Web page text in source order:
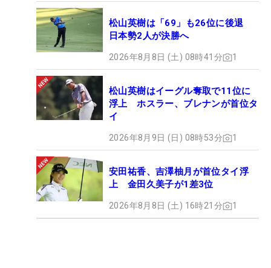
松山英樹は「69」も26位に後退
日本勢2人が決勝へ
2026年8月8日 (土) 08時41分 1
松山英樹はイーグル奪取で11位に
浮上 ホスラー、ブレナンが首位タ
イ
2026年8月9日 (日) 08時53分 1
安田祐香、吉澤柚月が首位タイ浮
上 金田久美子が1差3位
2026年8月8日 (土) 16時21分 1